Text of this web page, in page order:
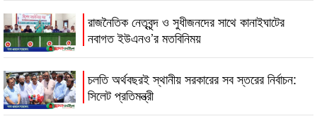
রাজনৈতিক নেতৃবৃন্দ ও সুধীজনদের সাথে কানাইঘাটের
নবাগত ইউএনও’র মতবিনিময়
চলতি অর্থবছরই স্থানীয় সরকারের সব স্তরের নির্বাচন:
সিলেট প্রতিমন্ত্রী